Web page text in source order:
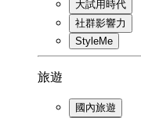
大試用時代
社群影響力
StyleMe
旅遊
國內旅遊